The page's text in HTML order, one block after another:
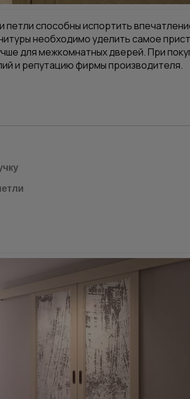
петли способны испортить
необходимо уделить самое
для межкомнатных дверей. При
и репутацию фирмы производителя.